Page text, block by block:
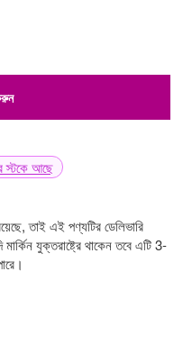
স্টকে আছে
তাই এই পণ্যটির ডেলিভারি
যুক্তরাষ্ট্রে থাকেন তবে এটি 3-